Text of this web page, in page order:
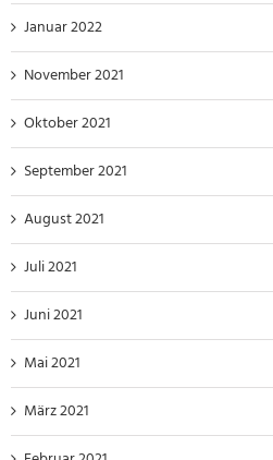
Januar 2022
November 2021
Oktober 2021
September 2021
August 2021
Juli 2021
Juni 2021
Mai 2021
März 2021